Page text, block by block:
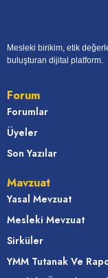
Mesleki birikim, etik
buluşturan dijital platform.
Forum
Forumlar
Üyeler
Son Yazılar
Mavzuat
Yasal Mevzuat
Mesleki Mevzuat
Sirküler
YMM Tutanak Ve